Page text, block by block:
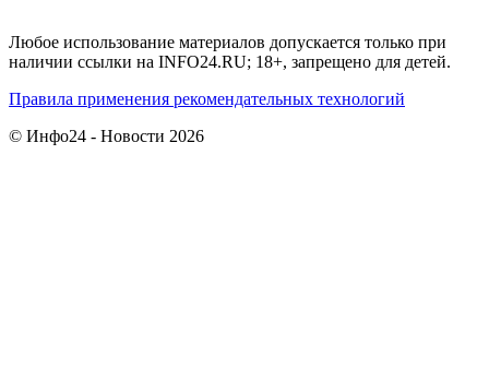
Любое использование материалов допускается только при
наличии ссылки на INFO24.RU; 18+, запрещено для детей.
Правила применения рекомендательных технологий
© Инфо24 - Новости 2026